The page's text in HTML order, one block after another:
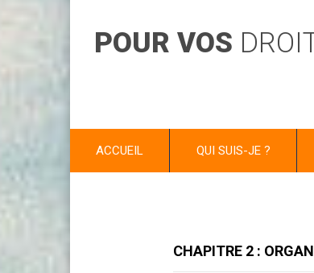
POUR VOS
ACCUEIL QUI SUIS-JE ?
CHAPITRE 2 :